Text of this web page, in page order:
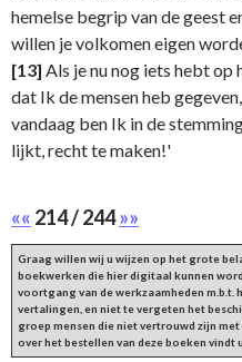
hemelse begrip van de geest
willen je volkomen eigen
[13] Als je nu nog iets hebt
dat Ik de mensen heb
vandaag ben Ik in de
lijkt, recht te maken!'
«« 214 / 244»»
Graag willen wij u wijzen op het grote
boekwerken die hier digitaal kunnen
voortgang van de werkzaamheden m.b.t.
vertalingen, en niet te vergeten het
groep mensen die niet vertrouwd zijn
over het bestellen van deze boeken vindt